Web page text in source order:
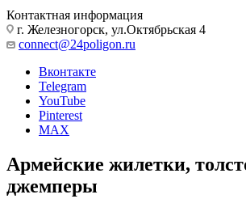
Предметы личной гигиены
Хозтовары